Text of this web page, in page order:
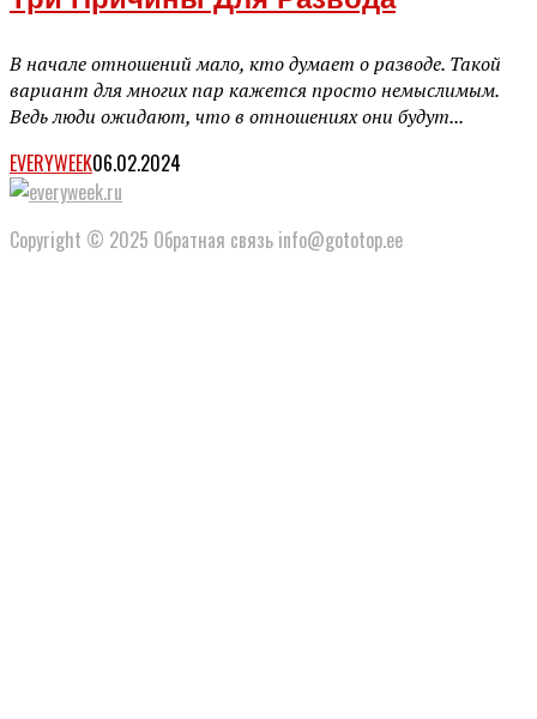
В начале отношений мало, кто думает о разводе. Такой
вариант для многих пар кажется просто немыслимым.
Ведь люди ожидают, что в отношениях они будут...
EVERYWEEK06.02.2024
Copyright © 2025 Обратная связь info@gototop.ee